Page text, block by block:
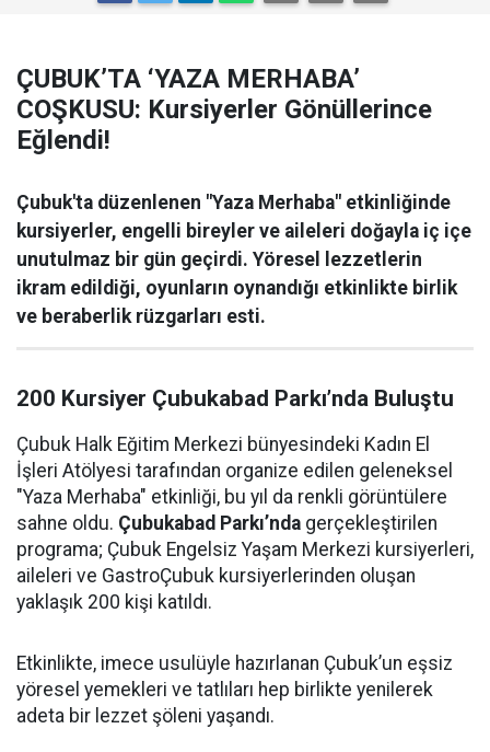
ÇUBUK’TA ‘YAZA MERHABA’
COŞKUSU: Kursiyerler Gönüllerince
Eğlendi!
Çubuk'ta düzenlenen "Yaza Merhaba" etkinliğinde
kursiyerler, engelli bireyler ve aileleri doğayla iç içe
unutulmaz bir gün geçirdi. Yöresel lezzetlerin
ikram edildiği, oyunların oynandığı etkinlikte birlik
ve beraberlik rüzgarları esti.
200 Kursiyer Çubukabad Parkı’nda Buluştu
Çubuk Halk Eğitim Merkezi bünyesindeki Kadın El
İşleri Atölyesi tarafından organize edilen geleneksel
"Yaza Merhaba" etkinliği, bu yıl da renkli görüntülere
sahne oldu. Çubukabad Parkı’nda gerçekleştirilen
programa; Çubuk Engelsiz Yaşam Merkezi kursiyerleri,
aileleri ve GastroÇubuk kursiyerlerinden oluşan
yaklaşık 200 kişi katıldı.
Etkinlikte, imece usulüyle hazırlanan Çubuk’un eşsiz
yöresel yemekleri ve tatlıları hep birlikte yenilerek
adeta bir lezzet şöleni yaşandı.